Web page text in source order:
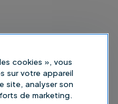
cookies », vous
sur votre appareil
site, analyser son
de marketing.